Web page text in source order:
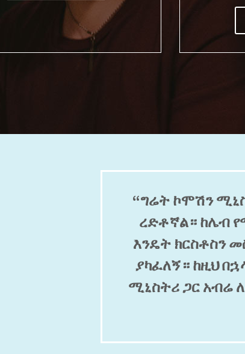
“ግሬት ኮሞሽን
ረድቶኛል። ከሌብ
እንዴት ክርስቶስን
ያካፈለኝ። ከዚህ
ሚኒስትሪ ጋር አብሬ